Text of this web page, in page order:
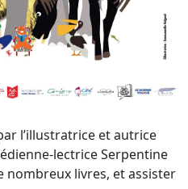
l’illustratrice et autrice
lectrice Serpentine
livres, et assister